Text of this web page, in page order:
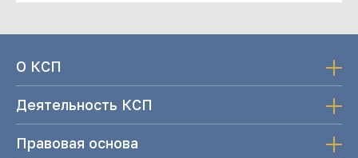
О КСП
Деятельность КСП
Правовая основа